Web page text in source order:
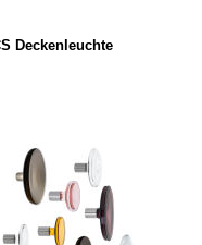
Deckenleuchte